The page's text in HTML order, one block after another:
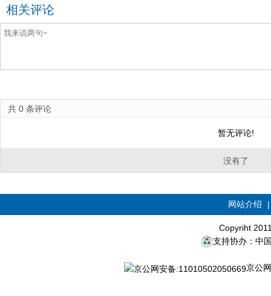
相关评论
共 0 条评论
暂无评论!
没有了
网站介绍
Copyriht
支持协办：中
京公